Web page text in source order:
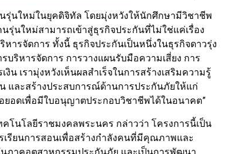
รุ่นใหม่ในยุคดิจิทัล โดยมุ่งหวังให้นักศึกษามีวิชาชีพ
นใหม่สามารถเข้าสู่ธุรกิจประกันที่ไม่ใช่แค่เรื่อง
ารจัดการ ทั้งนี้ ธุรกิจประกันเป็นหนึ่งในธุรกิจดาวรุ่ง
ริหารจัดการ การวางแผนรับมือความเสี่ยง การ
เรามุ่งหวังเห็นผลสำเร็จในการสร้างเสริมความรู้
และสร้างประสบการณ์ด้านการประกันภัยให้แก่
อดเพื่อมีใบอนุญาตประกอบวิชาชีพได้ในอนาคต”
โนโลยีราชมงคลพระนคร กล่าวว่า โครงการนี้เป็น
รียนการสอนเพื่อสร้างกำลังคนที่มีคุณภาพและ
ภาคอุตสาหกรรมประกันภัย และเป็นการพัฒนา